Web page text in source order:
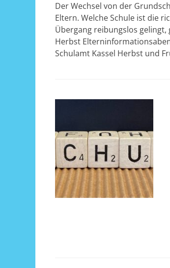
Der Wechsel von der
Eltern. Welche Schule ist die
Übergang reibungslos gelingt,
Herbst
Schulamt Kassel Herbst und